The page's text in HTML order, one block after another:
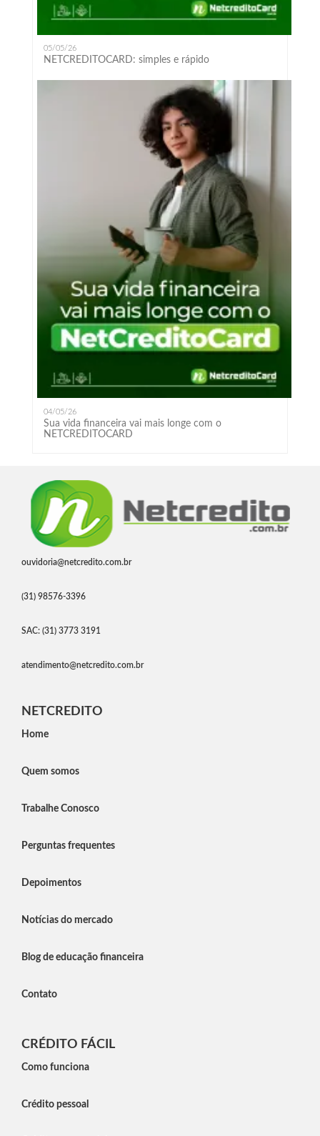
05/05/26
NETCREDITOCARD: simples e rápido
04/05/26
Sua vida financeira vai mais longe com o
NETCREDITOCARD
ouvidoria@netcredito.com.br
(31) 98576-3396
SAC: (31) 3773 3191
atendimento@netcredito.com.br
NETCREDITO
Home
Quem somos
Trabalhe Conosco
Perguntas frequentes
Depoimentos
Notícias do mercado
Blog de educação financeira
Contato
CRÉDITO FÁCIL
Como funciona
Crédito pessoal